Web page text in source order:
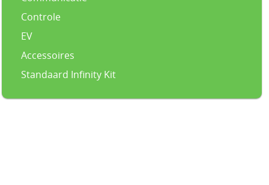
Controle
EV
Accessoires
Standaard Infinity Kit